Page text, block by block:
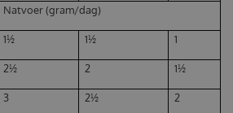
Natvoer (gram/dag)
1½ 1½ 1
2½ 2 1½
3 2½ 2